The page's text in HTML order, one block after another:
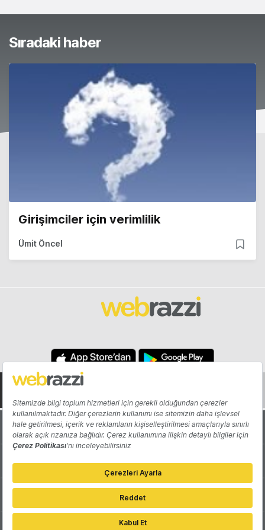
Sıradaki haber
Girişimciler için verimlilik
Ümit Öncel
Hakkında Yazarlar
Katkıda Bulun Reklam